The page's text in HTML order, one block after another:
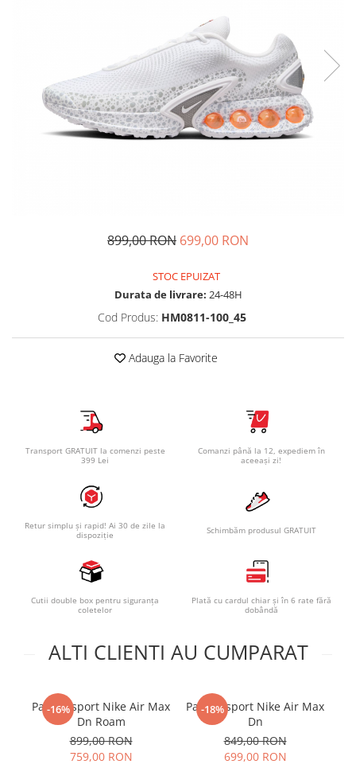
Geci si veste copii
Pantaloni scurti Copii
Accesorii
Ingrijire incaltaminte
899,00 RON 699,00 RON
STOC EPUIZAT
Durata de livrare: 24-48H
Cod Produs: HM0811-100_45
Adauga la Favorite
Transport GRATUIT la comenzi peste
399 Lei
Comanzi până la 12, expediem în
aceeași zi!
Retur simplu și rapid! Ai 30 de zile la
dispoziție
Schimbăm produsul GRATUIT
Cutii double box pentru siguranța
coletelor
Plată cu cardul chiar și în 6 rate fără
dobândă
ALTI CLIENTI AU CUMPARAT
-16%
Pantofi sport Nike Air Max
Dn Roam
899,00 RON
759,00 RON
-18%
Pantofi sport Nike Air Max
Dn
849,00 RON
699,00 RON